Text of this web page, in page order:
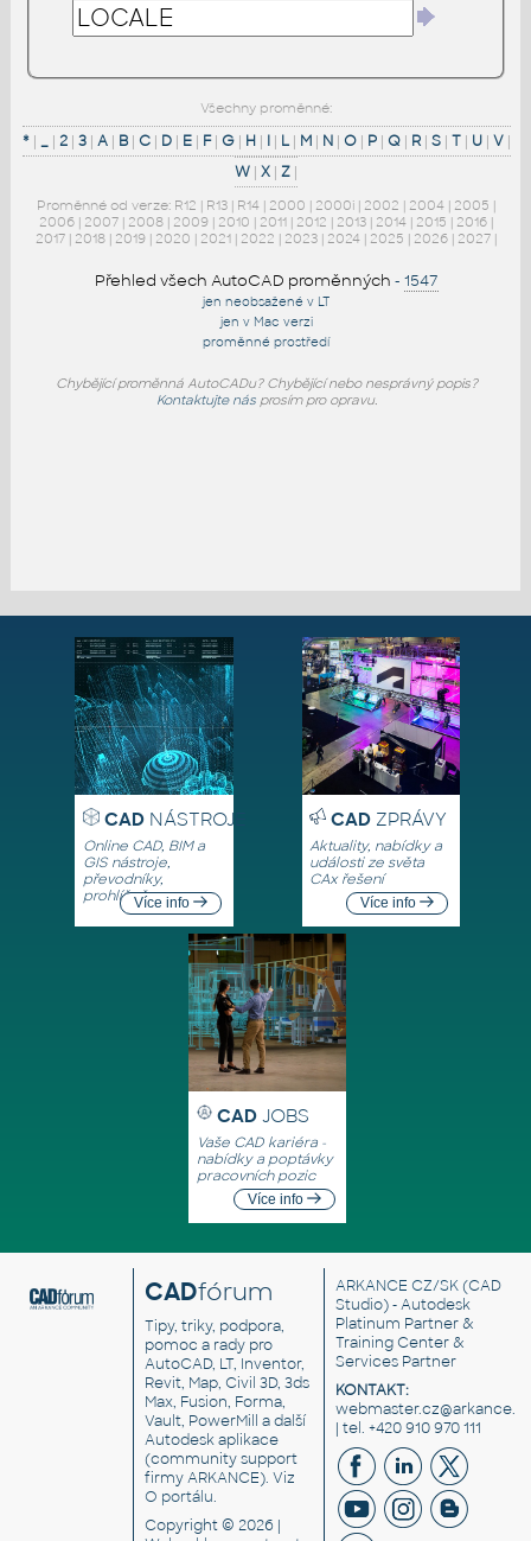
Všechny proměnné:
*| _| 2| 3| A| B| C| D| E| F| G| H| I| L| M| N| O| P| Q| R| S| T| U| V|
W | X | Z |
Proměnné od verze: R12 | R13 | R14 | 2000 | 2000i | 2002 | 2004 | 2005 |
2006 | 2007 | 2008 | 2009 | 2010 | 2011 | 2012 | 2013 | 2014 | 2015 | 2016 |
2017 | 2018 | 2019 | 2020 | 2021 | 2022 | 2023 | 2024 | 2025 | 2026 | 2027 |
Přehled všech AutoCAD proměnných - 1547
jen neobsažené v LT
jen v Mac verzi
proměnné prostředí
Chybějící proměnná AutoCADu? Chybějící nebo nesprávný popis?
Kontaktujte násprosím pro opravu.
CADNÁSTROJE
Online CAD, BIM a
GIS nástroje,
převodníky,
prohlížečeVíce info
CADZPRÁVY
Aktuality, nabídky a
události ze světa
CAx řešení
Více info
CAD JOBS
Vaše CAD kariéra -
nabídky a poptávky
pracovních pozic
Více info
CADfórum
Tipy, triky, podpora,
pomoc a rady pro
AutoCAD, LT, Inventor,
Revit, Map, Civil 3D, 3ds
Max, Fusion, Forma,
Vault, PowerMill a další
Autodesk aplikace
(community support
firmy ARKANCE). Viz
O portálu.
Copyright © 2026 |
ARKANCE CZ/SK(CAD
Studio) - Autodesk
Platinum Partner &
Training Center &
Services Partner
KONTAKT:
| tel. +420 910 970 111